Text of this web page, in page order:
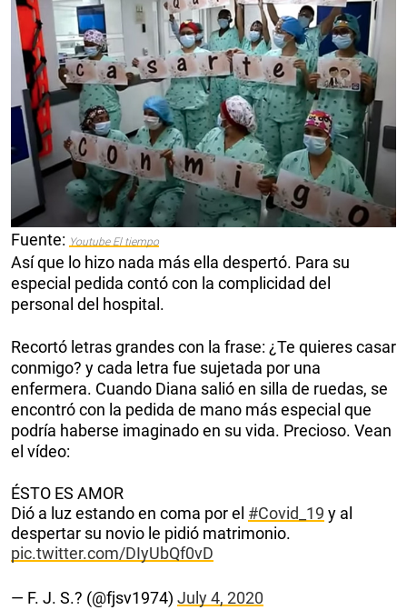
Fuente: Youtube El tiempo
Así que lo hizo nada más ella despertó. Para su
especial pedida contó con la complicidad del
personal del hospital.
Recortó letras grandes con la frase: ¿Te quieres casar
conmigo? y cada letra fue sujetada por una
enfermera. Cuando Diana salió en silla de ruedas, se
encontró con la pedida de mano más especial que
podría haberse imaginado en su vida. Precioso. Vean
el vídeo:
ÉSTO ES AMOR
Dió a luz estando en coma por el #Covid_19 y al
despertar su novio le pidió matrimonio.
pic.twitter.com/DIyUbQf0vD
— F. J. S.?️ (@fjsv1974) July 4, 2020